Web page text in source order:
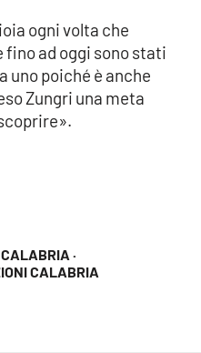
·
CALABRIA
ogni volta che
ad oggi sono stati
uno poiché è anche
Zungri una meta